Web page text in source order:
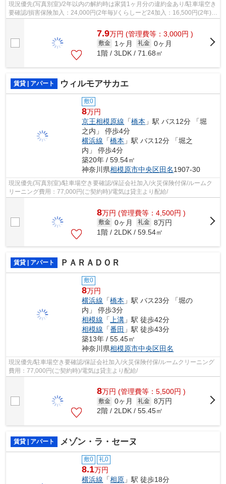
現況優先(写真別室)/2年以内の解約時は家賃1ヶ月分の違約金あり/駐車場空き
要確認/損害保険加入：24,000円(2年毎)/くらしーど24加入：16,500円(2年)/
7.9万円 (管理費等：3,000円 )
敷金 1ヶ月 礼金 0ヶ月
1階 / 3LDK / 71.68㎡
賃貸 | アパート ウィルモアサカエ
敷0
8万円
京王相模原線 「橋本 」駅 バス12分 「堀
之内」 停歩4分
横浜線 「橋本 」駅 バス12分 「堀之
内」 停歩4分
築20年 / 59.54㎡
神奈川県相模原市中央区田名1907-30
現況優先(写真別室)/駐車場空き要確認/保証会社加入/火災保険付保/ルームク
リーニング費用：77,000円(ご契約時)/電気は貸主より配給/
8万円 (管理費等：4,500円 )
敷金 0ヶ月 礼金 8万円
1階 / 2LDK / 59.54㎡
賃貸 | アパート ＰＡＲＡＤＯＲ
敷0
8万円
横浜線 「橋本 」駅 バス23分 「堀の
内」 停歩3分
相模線 「 上溝 」駅 徒歩42分
相模線 「番田 」駅 徒歩43分
築13年 / 55.45㎡
神奈川県相模原市中央区田名
現況優先/駐車場空き要確認/保証会社加入/火災保険付保/ルームクリーニング
費用：77,000円(ご契約時)/電気は貸主より配給/
8万円 (管理費等：5,500円 )
敷金 0ヶ月 礼金 8万円
2階 / 2LDK / 55.45㎡
賃貸 | アパート メゾン・ラ・セーヌ
敷0 礼0
8.1万円
横浜線 「相原 」駅 徒歩18分